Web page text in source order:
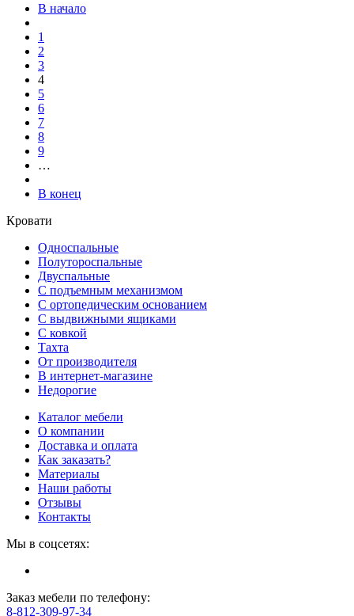
В начало
1
2
3
4
5
6
7
8
9
…
В конец
Кровати
Односпальные
Полутороспальные
Двуспальные
С подъемным механизмом
С ортопедическим основанием
С выдвижными ящиками
С ковкой
Тахта
От производителя
В интернет-магазине
Недорогие
Каталог мебели
О компании
Доставка и оплата
Как заказать?
Материалы
Наши работы
Отзывы
Контакты
Мы в соцсетях:
Заказ мебели по телефону:
8-812-309-97-34